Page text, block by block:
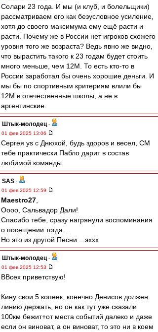
Солари 23 года. И мы (и клуб, и болельщики)
рассматриваем его как безусловное усиление,
хотя до своего максимума ему ещё расти и
расти. Почему же в России нет игроков схожего
уровня того же возраста? Ведь явно же видно,
что вырастить такого к 23 годам будет стоить
много меньше, чем 12М. То есть кто-то в
России заработал бы очень хорошие деньги. И
мы бы по спортивным критериям влили бы
12М в отечественные школы, а не в
аргентинские.
Штык-молодец -
01 фев 2025 13:06
Сергея ys с Днюхой, будь здоров и весел, СМ
тебе практически Пабло дарит в состав
любимой команды.
SAS -
01 фев 2025 12:59
Maestro27
Оооо, Сальвадор Дали!
Спасибо тебе, сразу нагрянули воспоминания
о посещении тогда ...
Но это из другой Песни ...эххх
Штык-молодец -
01 фев 2025 12:53
ВВсех приветствую!
Кину свои 5 копеек, конечно Денисов должен
линию держать, но он как тут уже сказали
100км бежит+от места событий далеко и даже
если он виноват, а он виноват, то это ни в коем